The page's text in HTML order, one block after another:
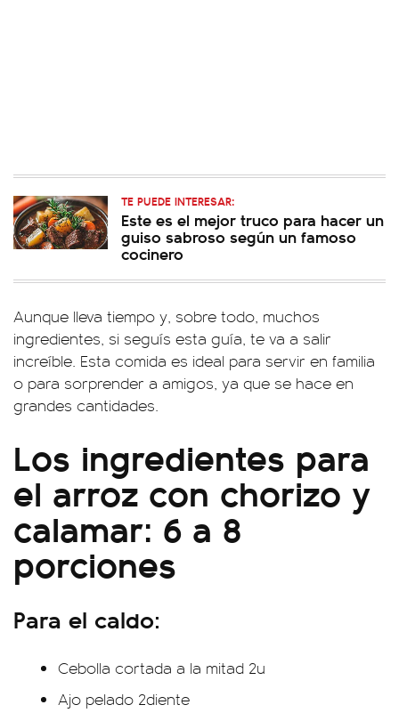
TE PUEDE INTERESAR:
Este es el mejor truco para hacer un
guiso sabroso según un famoso
cocinero
Aunque lleva tiempo y, sobre todo, muchos
ingredientes, si seguís esta guía, te va a salir
increíble. Esta comida es ideal para servir en familia
o para sorprender a amigos, ya que se hace en
grandes cantidades.
Los ingredientes para
el arroz con chorizo y
calamar: 6 a 8
porciones
Para el caldo:
Cebolla cortada a la mitad 2u
Ajo pelado 2diente